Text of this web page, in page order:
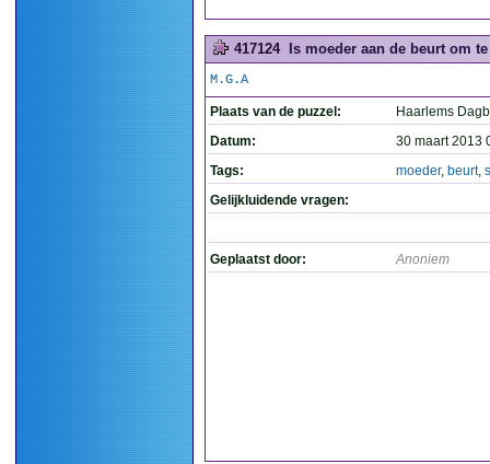
417124 Is moeder aan de beurt om
M.G.A
Plaats van de puzzel:
Haarlems
Datum:
30 maart 2013
Tags:
moeder, beurt,
Gelijkluidende vragen:
Geplaatst door: Anoniem